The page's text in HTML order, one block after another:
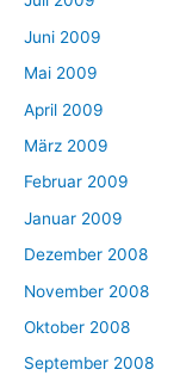
Juni 2009
Mai 2009
April 2009
März 2009
Februar 2009
Januar 2009
Dezember 2008
November 2008
Oktober 2008
September 2008